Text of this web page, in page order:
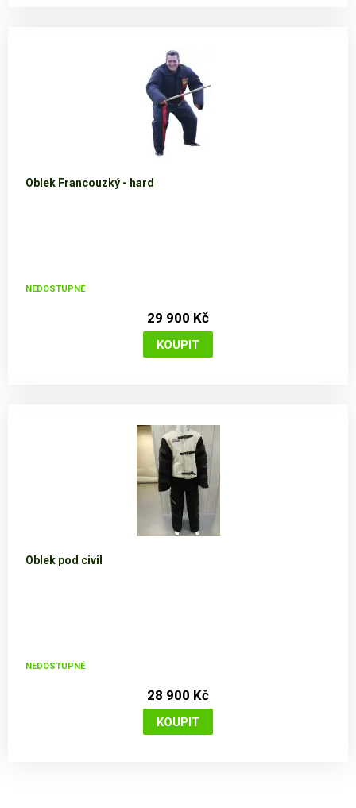
Oblek Francouzký - hard
NEDOSTUPNÉ
29 900 Kč
Oblek pod civil
NEDOSTUPNÉ
28 900 Kč